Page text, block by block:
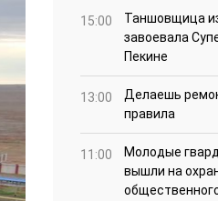
15:00
Таншовщица
завоевала
Пекине
13:00
Делаешь
правила
11:00
Молодые
вышли на